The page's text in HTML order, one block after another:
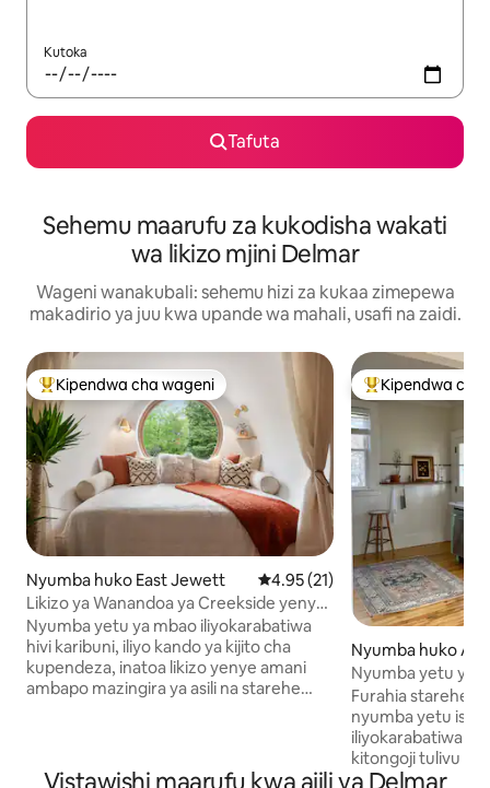
Kutoka
Tafuta
Sehemu maarufu za kukodisha wakati
wa likizo mjini Delmar
Wageni wanakubali: sehemu hizi za kukaa zimepewa
makadirio ya juu kwa upande wa mahali, usafi na zaidi.
Kipendwa maarufu cha wageni
Kipendwa cha wageni
Nyumba huko East Jewett Ukadiriaji wa wastani wa 4.95
4.95 (21)
Likizo ya Wanandoa ya Creekside yenye
Beseni la Maji Moto, Sauna na Kadhalika!
Nyumba yetu ya mbao iliyokarabatiwa
hivi karibuni, iliyo kando ya kijito cha
kupendeza, inatoa likizo yenye amani
ambapo mazingira ya asili na starehe
sauna inayotumia kuni, au kaa karibu na
Kipendwa
Kipendwa cha
Nyumba huko
Nyumba yetu ya
Furahia starehe
nyumba yetu
iliyokarabatiwa
kitongoji tulivu
Helderberg.